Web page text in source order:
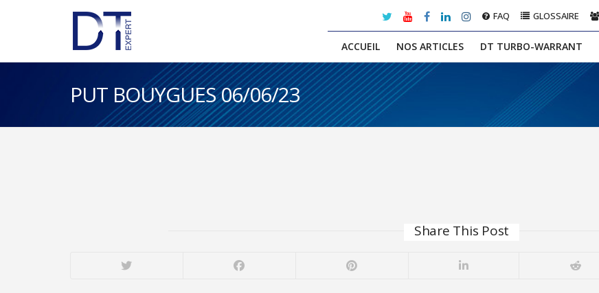
ACCUEIL NOS ARTICLES DT TURBO-WARRANT
FAQ GLOSSAIRE
PUT BOUYGUES 06/06/23
Share This Post